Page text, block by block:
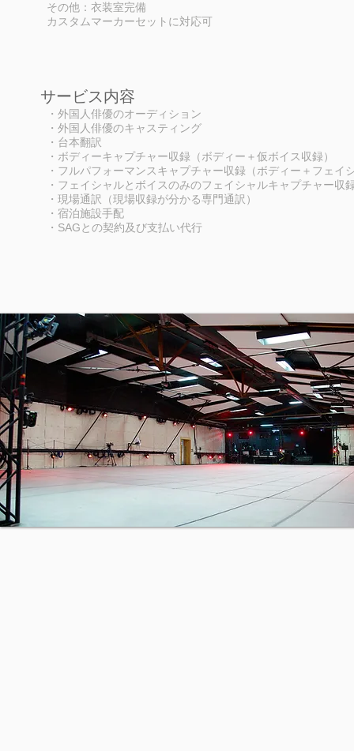
その他：衣装室完備
カスタムマーカーセットに対応可
・外国人俳優のオーディション
・外国人俳優のキャスティング
・台本翻訳
​ ・ボディーキャプチャー収録（ボディー＋仮ボイス収録）
・フルパフォーマンスキャプチャー収録（ボディー＋フェイ
・フェイシャルとボイスのみのフェイシャルキャプチャー収
・現場通訳（現場収録が分かる専門通訳）
​ ・宿泊施設手配
・SAGとの契約及び支払い代行
サービス内容